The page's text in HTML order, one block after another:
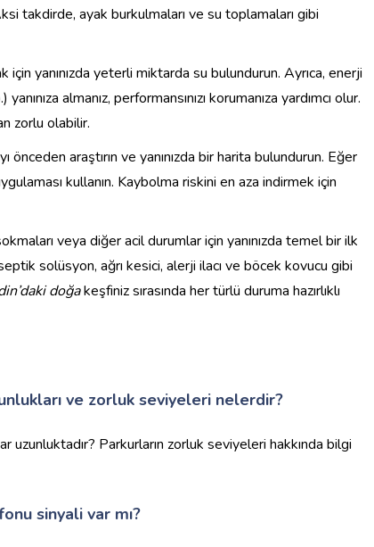
takdirde, ayak burkulmaları ve su toplamaları gibi
için yanınızda yeterli miktarda su bulundurun. Ayrıca, enerji
almanız, performansınızı korumanıza yardımcı olur.
zorlu olabilir.
önceden araştırın ve yanınızda bir harita bulundurun. Eğer
kullanın. Kaybolma riskini en aza indirmek için
veya diğer acil durumlar için yanınızda temel bir ilk
solüsyon, ağrı kesici, alerji ilacı ve böcek kovucu gibi
doğakeşfiniz sırasında her türlü duruma hazırlıklı
ve zorluk seviyeleri nelerdir?
uzunluktadır? Parkurların zorluk seviyeleri hakkında bilgi
sinyali var mı?